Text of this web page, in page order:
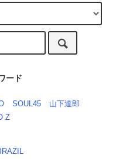
ード
SOUL45
山下達郎
Z